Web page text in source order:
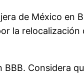
de México en
la relocalización
Considera